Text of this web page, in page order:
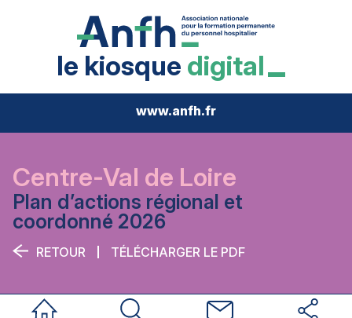
le kiosque digital
www.anfh.fr
Accueil Rechercher Nous contacter Réseaux
Centre-Val de Loire
Plan d’actions régional et
coordonné 2026
RETOUR TÉLÉCHARGER LE PDF